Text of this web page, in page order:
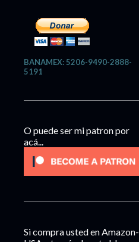
BANAMEX: 5206-9490-2888-
5191
O puede ser mi patron por
acá...
Si compra usted en Amazon-